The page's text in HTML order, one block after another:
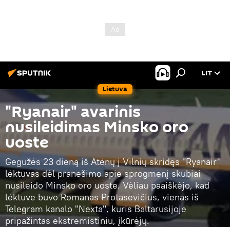
Lietuva
LIT
"Ryanair" avarinis
nusileidimas Minsko oro
uoste
Gegužės 23 dieną iš Atėnų į Vilnių skridęs "Ryanair"
lėktuvas dėl pranešimo apie sprogmenį skubiai
nusileido Minsko oro uoste. Vėliau paaiškėjo, kad
lėktuve buvo Romanas Protasevičius, vienas iš
Telegram kanalo "Nexta", kuris Baltarusijoje
pripažintas ekstremistiniu, įkūrėjų.